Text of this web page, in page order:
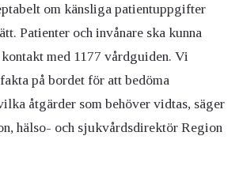
om känsliga patientuppgifter
Patienter och invånare ska kunna
med 1177 vårdguiden. Vi
på bordet för att bedöma
åtgärder som behöver vidtas, säger
hälso- och sjukvårdsdirektör Region